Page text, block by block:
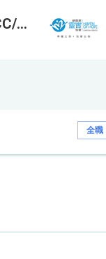
技工 (編號：SASHCC/A/CTE)
全職